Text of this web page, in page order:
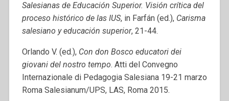
Salesianas de Educación Superior. Visión crítica del
proceso histórico de las IUS, in Farfán (ed.), Carisma
salesiano y educación superior, 21-44.
Orlando V. (ed.), Con don Bosco educatori dei
giovani del nostro tempo. Atti del Convegno
Internazionale di Pedagogia Salesiana 19-21 marzo
Roma Salesianum/UPS, LAS, Roma 2015.